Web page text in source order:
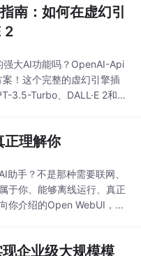
语言翻译、自动标签分类
南：如何在虚幻引
2
大AI功能吗？OpenAI-Api
！这个完整的虚幻引擎插
3.5-Turbo、DALL·E 2和W
节点，让AI集成变得
正理解你
手？不是那种需要联网、
于你、能够离线运行、真正
你介绍的Open WebUI，正
一切都发生在你的本地环
企业级大规模模